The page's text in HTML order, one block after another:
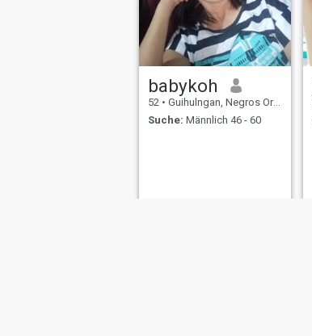
babykoh
52 • Guihulngan, Negros Oriental, Philippinen
Suche: Männlich 46 - 60